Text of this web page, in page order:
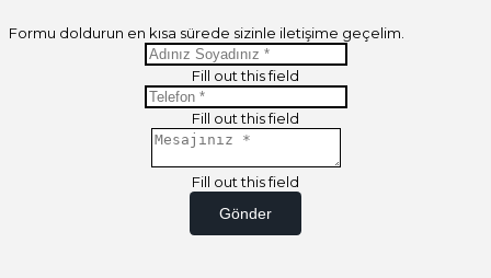
Formu doldurun en kısa sürede sizinle iletişime geçelim.
Fill out this field
Fill out this field
Fill out this field
Gönder